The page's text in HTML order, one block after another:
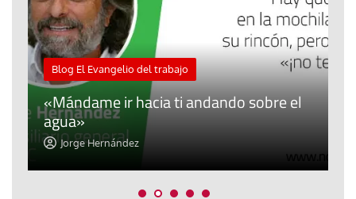
Blog El Evangelio del trabajo
«Mándame ir hacia ti andando sobre el
agua»
Jorge Hernández